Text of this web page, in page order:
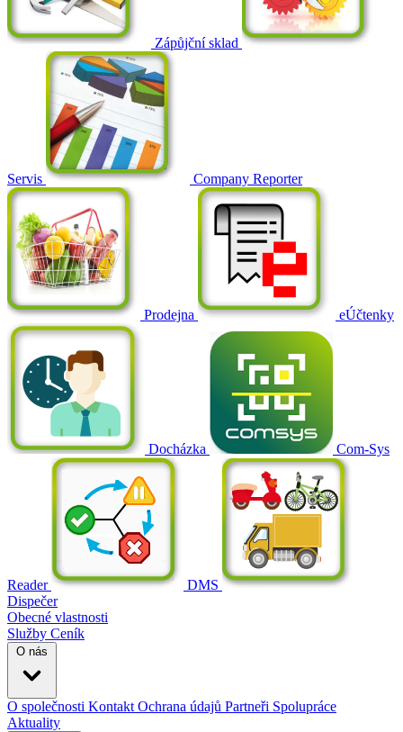
Zápůjční sklad
Servis Company Reporter
Prodejna eÚčtenky
Docházka Com-Sys
Reader
DMS
Dispečer
Obecné vlastnosti
Služby Ceník
O nás
O společnosti Kontakt Ochrana údajů Partneři Spolupráce
Aktuality